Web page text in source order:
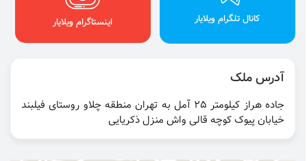
کانال تلگرام ویلایار اینستاگرام ویلایار
آدرس ملک
جاده هراز کیلومتر ۲۵ آمل به تهران منطقه چلاو روستای فیلبند
خیابان پیوک کوچه قالی واش منزل ذکریایی